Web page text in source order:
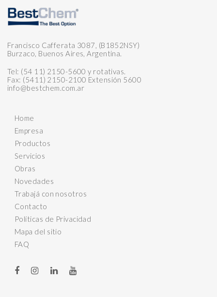
Francisco Cafferata 3087, (B1852NSY)
Burzaco, Buenos Aires, Argentina.
Tel: (54 11) 2150-5600 y rotativas.
Fax: (5411) 2150-2100 Extensión 5600
info@bestchem.com.ar
Home
Empresa
Productos
Servicios
Obras
Novedades
Trabajá con nosotros
Contacto
Políticas de Privacidad
Mapa del sitio
FAQ